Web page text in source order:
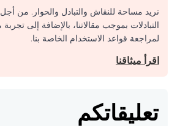
نريد مساحة للنقاش والتبادل والحوار. من
التبادلات بموجب مقالاتنا، بالإضافة إلى
لمراجعة قواعد الاستخدام الخاصة بنا.
اقرأ ميثاقنا
تعليقاتكم